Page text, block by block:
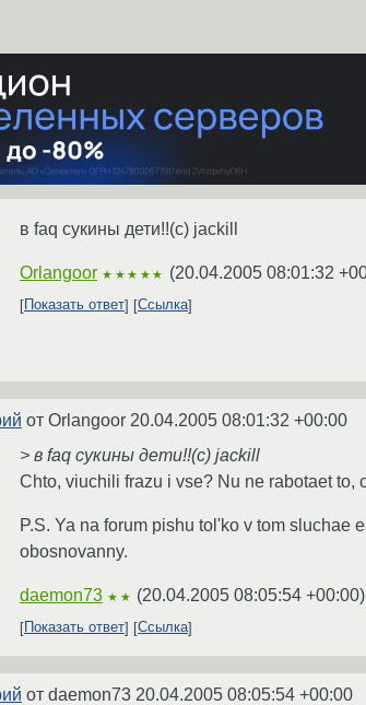
в faq сукины дети!!(c) jackill
Orlangoor ★★★★★ (20.04.2005 08:01:32
Показать ответ Ссылка
от Orlangoor 20.04.2005 08:01:32 +00:00
> в faq сукины дети!!(c) jackill
Chto, viuchili frazu i vse? Nu ne rabotaet to,
P.S. Ya na forum pishu tol'ko v tom sluchae
obosnovanny.
daemon73 ★★ (20.04.2005 08:05:54 +00:00)
Показать ответ
Ссылка
от daemon73 20.04.2005 08:05:54 +00:00